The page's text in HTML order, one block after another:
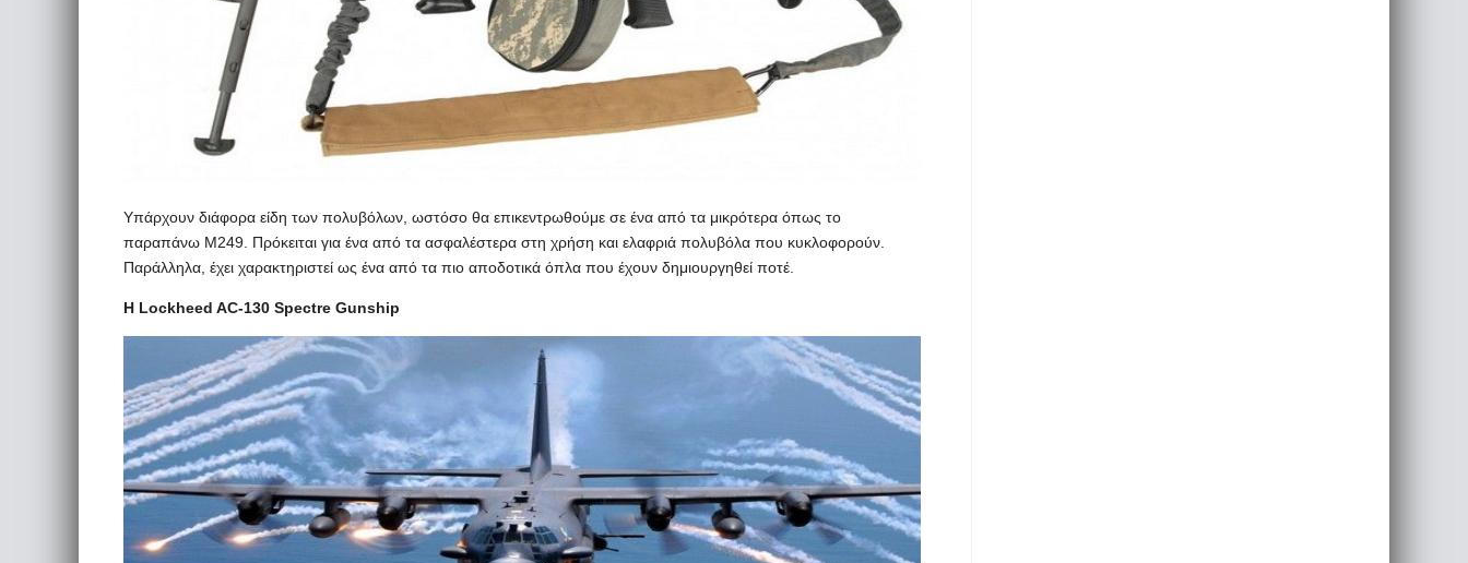
Υπάρχουν διάφορα είδη των πολυβόλων, ωστόσο θα επικεντρωθούμε σε ένα από τα μικρότερα όπως το
παραπάνω M249. Πρόκειται για ένα από τα ασφαλέστερα στη χρήση και ελαφριά πολυβόλα που κυκλοφορούν.
Παράλληλα, έχει χαρακτηριστεί ως ένα από τα πιο αποδοτικά όπλα που έχουν δημιουργηθεί ποτέ.
Η Lockheed AC-130 Spectre Gunship